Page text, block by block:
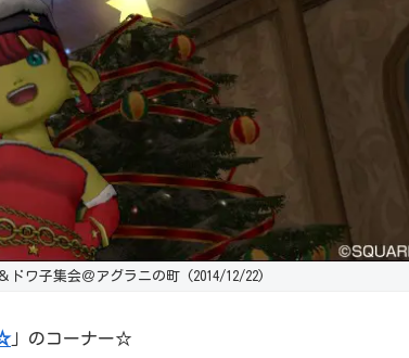
ドワ子集会＠アグラニの町 (2014/12/22)
」のコーナー☆